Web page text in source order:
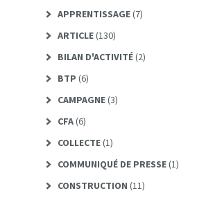
APPRENTISSAGE(7)
ARTICLE(130)
BILAN D'ACTIVITÉ(2)
BTP (6)
CAMPAGNE(3)
CFA(6)
COLLECTE(1)
COMMUNIQUÉ DE PRESSE(1)
CONSTRUCTION (11)